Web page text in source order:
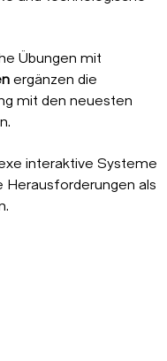
Übungen mit
ergänzen die
mit den neuesten
interaktive Systeme
Herausforderungen als